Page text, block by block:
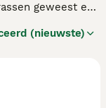
geweest en
in de
(nieuwste)